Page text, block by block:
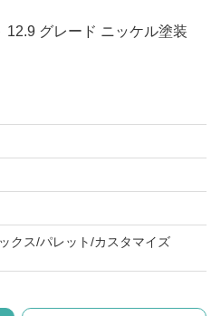
12.9 グレード ニッケル塗装
クス/パレット/カスタマイズ